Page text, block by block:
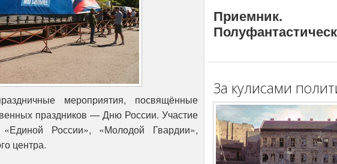
мероприятия, посвящённые
праздников — Дню России. Участие
России», «Молодой Гвардии»,
центра.
Приемник.
За кулисами